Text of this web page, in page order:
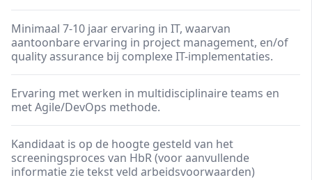
Minimaal 7-10 jaar ervaring in IT, waarvan
aantoonbare ervaring in project management, en/of
quality assurance bij complexe IT-implementaties.
Ervaring met werken in multidisciplinaire teams en
met Agile/DevOps methode.
Kandidaat is op de hoogte gesteld van het
screeningsproces van HbR (voor aanvullende
informatie zie tekst veld arbeidsvoorwaarden)